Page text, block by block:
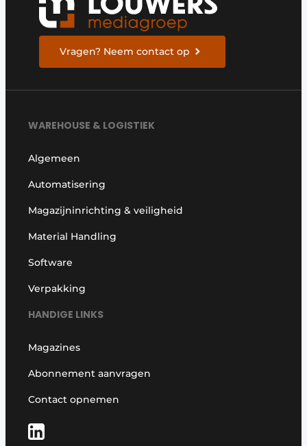
Vragen? Neem contact op
WAREHOUSE & LOGISTIEK
Algemeen
Automatisering
Magazijninrichting & veiligheid
Material Handling
Software
Verpakking
HANDIGE LINKS
Magazines
Abonnement aanvragen
Contact opnemen